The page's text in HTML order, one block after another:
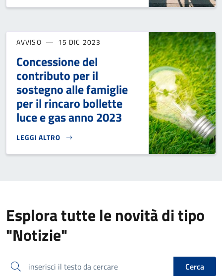
AVVISO 15 DIC 2023
Concessione del
contributo per il
sostegno alle famiglie
per il rincaro bollette
luce e gas anno 2023
LEGGI ALTRO
CONCESSIONE DEL CONTRIBUTO PER IL SOSTEGNO ALLE
Esplora tutte le novità di tipo
"Notizie"
inserisci il testo da cercare
Cerca